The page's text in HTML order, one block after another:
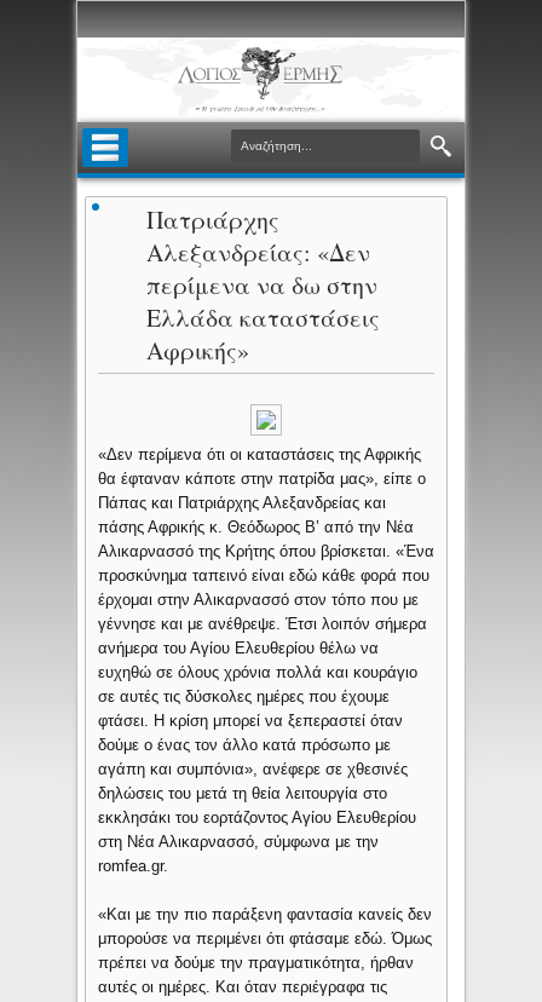
Πατριάρχης
Αλεξανδρείας: «Δεν
περίμενα να δω στην
Ελλάδα καταστάσεις
Αφρικής»
«Δεν περίμενα ότι οι καταστάσεις της Αφρικής
θα έφταναν κάποτε στην πατρίδα μας», είπε ο
Πάπας και Πατριάρχης Αλεξανδρείας και
πάσης Αφρικής κ. Θεόδωρος Β’ από την Νέα
Αλικαρνασσό της Κρήτης όπου βρίσκεται.«Ένα
προσκύνημα ταπεινό είναι εδώ κάθε φορά που
έρχομαι στην Αλικαρνασσό στον τόπο που με
γέννησε και με ανέθρεψε. Έτσι λοιπόν σήμερα
ανήμερα του Αγίου Ελευθερίου θέλω να
ευχηθώ σε όλους χρόνια πολλά και κουράγιο
σε αυτές τις δύσκολες ημέρες που έχουμε
φτάσει. Η κρίση μπορεί να ξεπεραστεί όταν
δούμε ο ένας τον άλλο κατά πρόσωπο με
αγάπη και συμπόνια», ανέφερε σε χθεσινές
δηλώσεις του μετά τη θεία λειτουργία στο
εκκλησάκι του εορτάζοντος Αγίου Ελευθερίου
στη Νέα Αλικαρνασσό, σύμφωνα με την
romfea.gr.
«Και με την πιο παράξενη φαντασία κανείς δεν
μπορούσε να περιμένει ότι φτάσαμε εδώ. Όμως
πρέπει να δούμε την πραγματικότητα, ήρθαν
αυτές οι ημέρες. Και όταν περιέγραφα τις